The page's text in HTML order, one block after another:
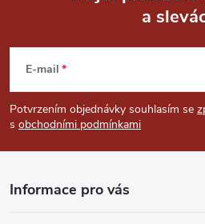
u
p
a
a
E-mail
Potvrzením objednávky souhlasím se
s obchodními podmínkami
Informace pro vás